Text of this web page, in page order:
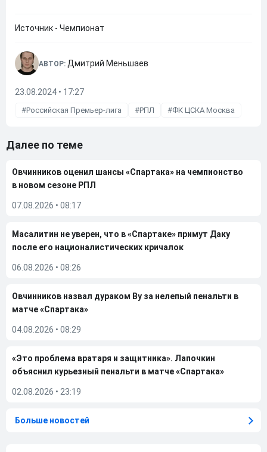
Источник - Чемпионат
АВТОР: Дмитрий Меньшаев
23.08.2024 • 17:27
Российская Премьер-лига РПЛ ФК ЦСКА Москва
Далее по теме
Овчинников оценил шансы «Спартака» на чемпионство
в новом сезоне РПЛ
07.08.2026 • 08:17
Масалитин не уверен, что в «Спартаке» примут Даку
после его националистических кричалок
06.08.2026 • 08:26
Овчинников назвал дураком Ву за нелепый пенальти в
матче «Спартака»
04.08.2026 • 08:29
«Это проблема вратаря и защитника». Лапочкин
объяснил курьезный пенальти в матче «Спартака»
02.08.2026 • 23:19
Больше новостей